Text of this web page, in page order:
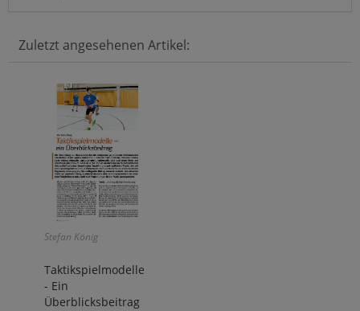
Zuletzt angesehenen Artikel:
Stefan König
Taktikspielmodelle
- Ein
Überblicksbeitrag